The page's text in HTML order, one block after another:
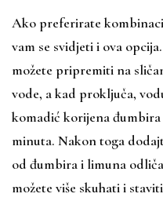
Ako preferirate
vam se svidjeti i ova
možete pripremiti na
vode, a kad proključa,
komadić korijena
minuta. Nakon toga
od đumbira i limuna
možete više skuhati i